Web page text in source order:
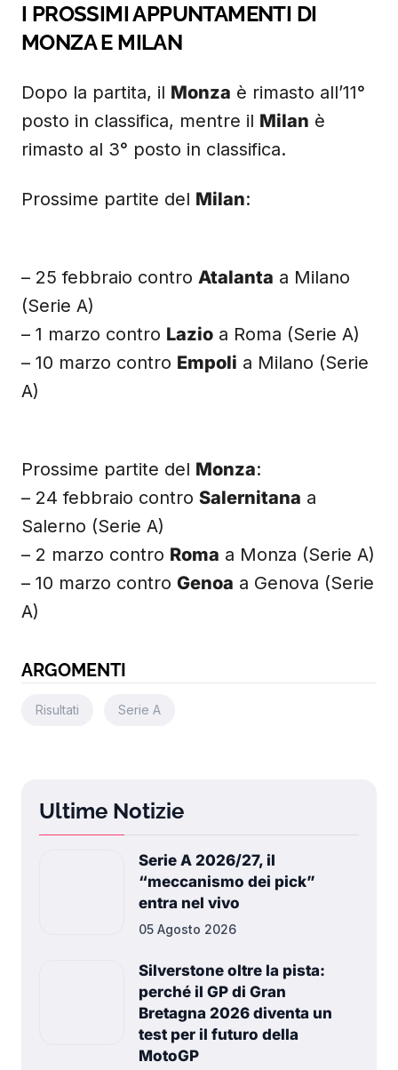
I PROSSIMI APPUNTAMENTI DI
MONZA E MILAN
Dopo la partita, il Monza è rimasto all’11°
posto in classifica, mentre il Milan è
rimasto al 3° posto in classifica.
Prossime partite del Milan:
– 25 febbraio contro Atalanta a Milano
(Serie A)
– 1 marzo contro Lazio a Roma (Serie A)
– 10 marzo contro Empoli a Milano (Serie
A)
Prossime partite del Monza:
– 24 febbraio contro Salernitana a
Salerno (Serie A)
– 2 marzo contro Roma a Monza (Serie A)
– 10 marzo contro Genoa a Genova (Serie
A)
ARGOMENTI
Risultati Serie A
Ultime Notizie
Serie A 2026/27, il
“meccanismo dei pick”
entra nel vivo
05 Agosto 2026
Silverstone oltre la pista:
perché il GP di Gran
Bretagna 2026 diventa un
test per il futuro della
MotoGP